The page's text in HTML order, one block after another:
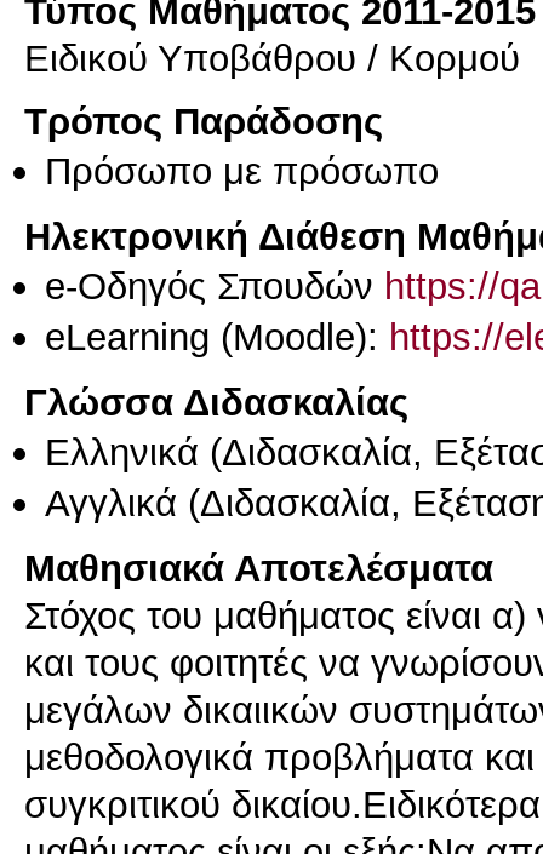
Τύπος Μαθήματος 2011-2015
Ειδικού Υποβάθρου / Κορμού
Τρόπος Παράδοσης
Πρόσωπο με πρόσωπο
Ηλεκτρονική Διάθεση
e-Οδηγός Σπουδών https://
eLearning (Moodle): https://
Γλώσσα Διδασκαλίας
Ελληνικά (Διδασκαλία,
Αγγλικά (Διδασκαλία,
Μαθησιακά Αποτελέσματα
Στόχος του μαθήματος είναι α)
και τους φοιτητές να
μεγάλων δικαιικών
μεθοδολογικά προβλήματα
συγκριτικού